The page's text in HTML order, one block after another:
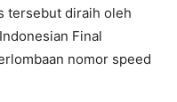
tersebut diraih oleh
Final
nomor speed